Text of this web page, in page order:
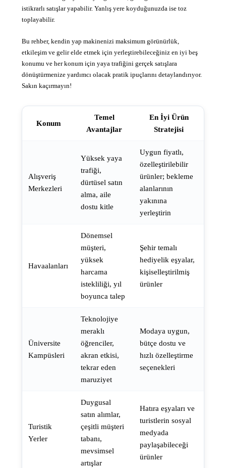
istikrarlı satışlar yapabilir. Yanlış yere koyduğunuzda ise toz
toplayabilir.
Bu rehber, kendin yap makinenizi maksimum görünürlük,
etkileşim ve gelir elde etmek için yerleştirebileceğiniz en iyi beş
konumu ve her konum için yaya trafiğini gerçek satışlara
dönüştürmenize yardımcı olacak pratik ipuçlarını detaylandırıyor.
Sakın kaçırmayın!
Konum
Temel
Avantajlar
En İyi Ürün
Stratejisi
Alışveriş
Merkezleri
Yüksek yaya
trafiği,
dürtüsel satın
alma, aile
dostu kitle
Uygun fiyatlı,
özelleştirilebilir
ürünler; bekleme
alanlarının
yakınına
yerleştirin
Havaalanları
Dönemsel
müşteri,
yüksek
harcama
istekliliği, yıl
boyunca talep
Şehir temalı
hediyelik eşyalar,
kişiselleştirilmiş
ürünler
Üniversite
Kampüsleri
Teknolojiye
meraklı
öğrenciler,
akran etkisi,
tekrar eden
maruziyet
Modaya uygun,
bütçe dostu ve
hızlı özelleştirme
seçenekleri
Turistik
Yerler
Duygusal
satın alımlar,
çeşitli müşteri
tabanı,
mevsimsel
artışlar
Hatıra eşyaları ve
turistlerin sosyal
medyada
paylaşabileceği
ürünler